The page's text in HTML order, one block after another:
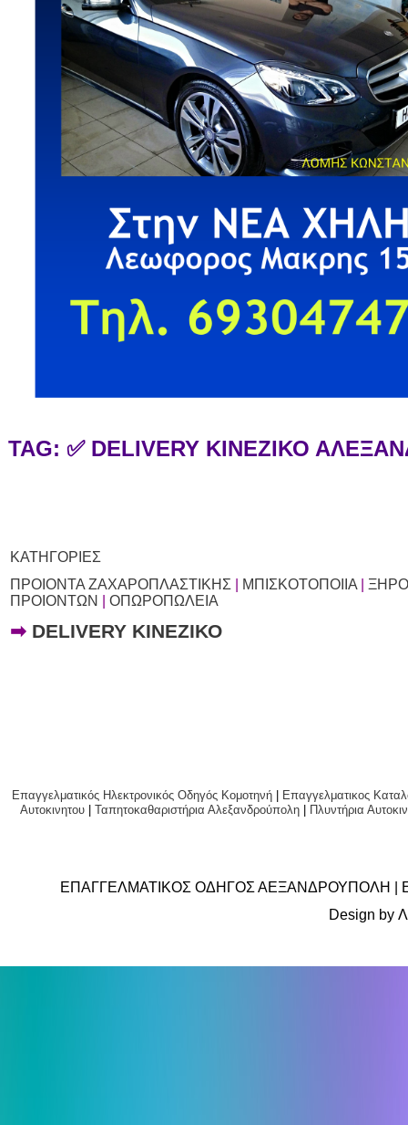
TAG: ✅ DELIVERY ΚΙΝΕΖΙΚΟ
ΚΑΤΗΓΟΡΙΕΣ
ΠΡΟΙΟΝΤΑ ΖΑΧΑΡΟΠΛΑΣΤΙΚΗΣ
ΜΠΙΣΚΟΤΟΠΟΙΙΑ
ΠΡΟΙΟΝΤΩΝ
ΟΠΩΡΟΠΩΛΕΙΑ
➡ DELIVERY ΚΙΝΕΖΙΚΟ
ΕΠΑΓΓΕΛΜΑΤΙΚΟΣ ΟΔΗΓΟΣ ΑΕΞΑΝΔΡΟΥΠΟΛΗ
Design by
Επαγγελματικός Ηλεκτρονικός Οδηγός Κομοτηνή
Επαγγελματικος
Αυτοκινητου |Ταπητοκαθαριστήρια Αλεξανδρούπολη Πλυντήρια